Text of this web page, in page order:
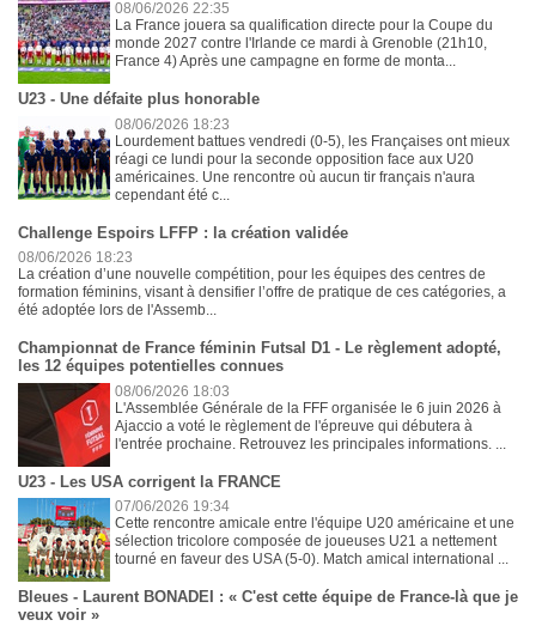
08/06/2026 22:35
La France jouera sa qualification directe pour la Coupe du
monde 2027 contre l'Irlande ce mardi à Grenoble (21h10,
France 4) Après une campagne en forme de monta...
U23 - Une défaite plus honorable
08/06/2026 18:23
Lourdement battues vendredi (0-5), les Françaises ont mieux
réagi ce lundi pour la seconde opposition face aux U20
américaines. Une rencontre où aucun tir français n'aura
cependant été c...
Challenge Espoirs LFFP : la création validée
08/06/2026 18:23
La création d’une nouvelle compétition, pour les équipes des centres de
formation féminins, visant à densifier l’offre de pratique de ces catégories, a
été adoptée lors de l'Assemb...
Championnat de France féminin Futsal D1 - Le règlement adopté,
les 12 équipes potentielles connues
08/06/2026 18:03
L'Assemblée Générale de la FFF organisée le 6 juin 2026 à
Ajaccio a voté le règlement de l'épreuve qui débutera à
l'entrée prochaine. Retrouvez les principales informations. ...
U23 - Les USA corrigent la FRANCE
07/06/2026 19:34
Cette rencontre amicale entre l'équipe U20 américaine et une
sélection tricolore composée de joueuses U21 a nettement
tourné en faveur des USA (5-0). Match amical international ...
Bleues - Laurent BONADEI : « C'est cette équipe de France-là que je
veux voir »